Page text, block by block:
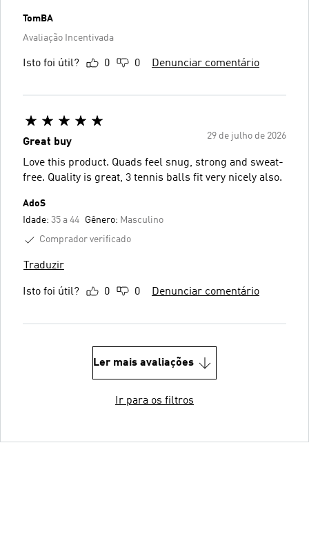
TomBA
Avaliação Incentivada
Isto foi útil? 0 0 Denunciar comentário
29 de julho de 2026
Great buy
Love this product. Quads feel snug, strong and sweat-
free. Quality is great, 3 tennis balls fit very nicely also.
AdoS
Idade: 35 a 44 Gênero: Masculino
Comprador verificado
Traduzir
Isto foi útil? 0 0 Denunciar comentário
Ler mais avaliações
Ir para os filtros